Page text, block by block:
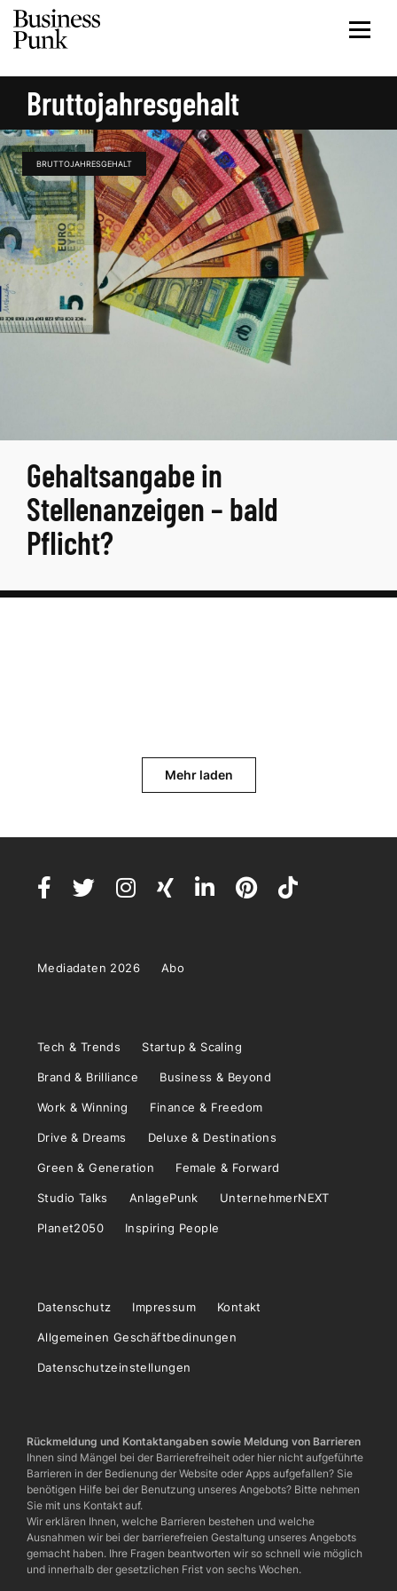
Bruttojahresgehalt
BRUTTOJAHRESGEHALT
Gehaltsangabe in
Stellenanzeigen – bald
Pflicht?
Mehr laden
Mediadaten 2026 Abo
Tech & Trends Startup & Scaling
Brand & Brilliance Business & Beyond
Work & Winning Finance & Freedom
Drive & Dreams Deluxe & Destinations
Green & Generation Female & Forward
Studio Talks AnlagePunk UnternehmerNEXT
Planet2050 Inspiring People
Datenschutz Impressum Kontakt
Allgemeinen Geschäftbedinungen
Datenschutzeinstellungen
Rückmeldung und Kontaktangaben sowie Meldung von Barrieren
Ihnen sind Mängel bei der Barrierefreiheit oder hier nicht aufgeführte
Barrieren in der Bedienung der Website oder Apps aufgefallen? Sie
benötigen Hilfe bei der Benutzung unseres Angebots? Bitte nehmen
Sie mit uns Kontakt auf.
Wir erklären Ihnen, welche Barrieren bestehen und welche
Ausnahmen wir bei der barrierefreien Gestaltung unseres Angebots
gemacht haben. Ihre Fragen beantworten wir so schnell wie möglich
und innerhalb der gesetzlichen Frist von sechs Wochen.